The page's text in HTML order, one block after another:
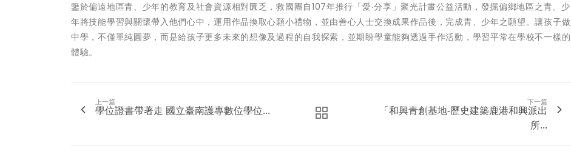
鑒於偏遠地區青、少年的教育及社會資源相對匱乏，救國團自107年推行「愛‧分享」聚光計畫公益活動，發掘偏鄉地區之青、少
年將技能學習與關懷帶入他們心中，運用作品換取心願小禮物，並由善心人士交換成果作品後，完成青、少年之願望。讓孩子做
中學，不僅單純圓夢，而是給孩子更多未來的想像及過程的自我探索，並期盼學童能夠透過手作活動，學習平常在學校不一樣的
體驗。
上一篇
學位證書帶著走 國立臺南護專數位學位...
下一篇
「和興青創基地-歷史建築鹿港和興派出
所...